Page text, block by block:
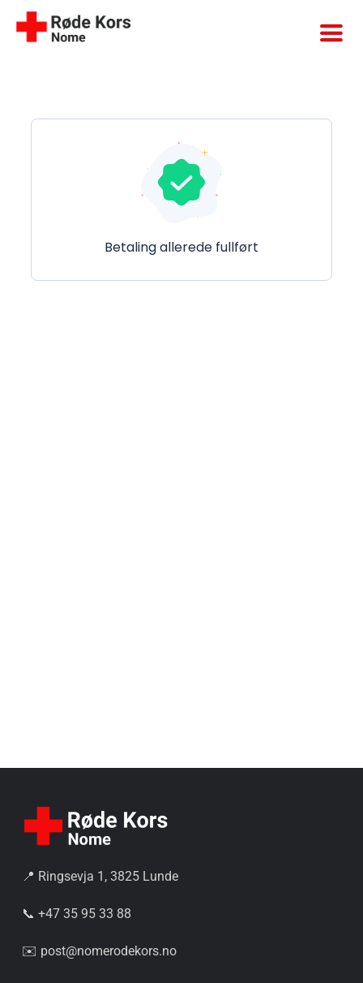
Betaling allerede fullført
📍 Ringsevja 1, 3825 Lunde
📞 +47 35 95 33 88
✉️ post@nomerodekors.no